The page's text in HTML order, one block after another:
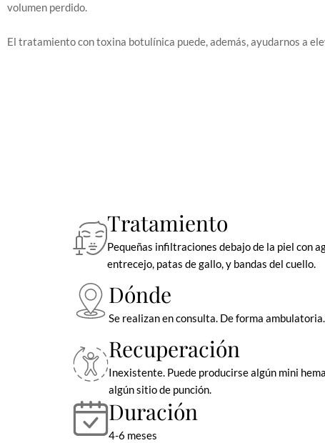
volumen perdido.
El tratamiento con toxina botulínica puede, además, ayudarnos a
Tratamiento
Pequeñas infiltraciones debajo de la piel con
entrecejo, patas de gallo, y bandas del cuello.
Dónde
Se realizan en consulta. De forma ambulatoria.
Recuperación
Inexistente. Puede producirse algún mini
algún sitio de punción.
Duración
4-6 meses